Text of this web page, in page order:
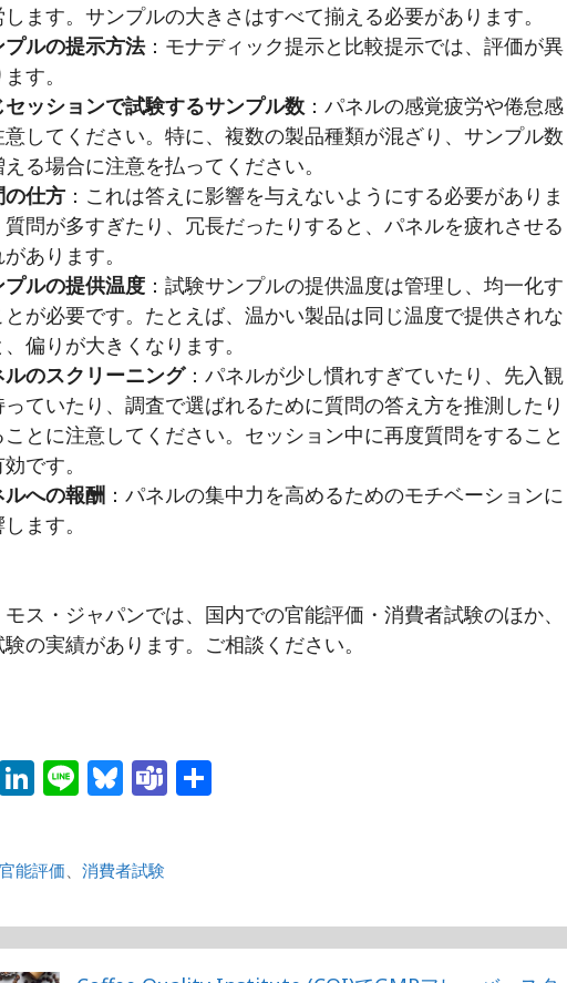
ます。サンプルの大きさはすべて揃える必要があります。
プルの提示方法：モナディック提示と比較提示では、評価が異
す。
セッションで試験するサンプル数 ：パネルの感覚疲労や倦怠感
意してください。特に、複数の製品種類が混ざり、サンプル数
る場合に注意を払ってください。
の仕方 ：これは答えに影響を与えないようにする必要がありま
質問が多すぎたり、冗長だったりすると、パネルを疲れさせる
あります。
プルの提供温度 ：試験サンプルの提供温度は管理し、均一化す
とが必要です。たとえば、温かい製品は同じ温度で提供されな
偏りが大きくなります。
ルのスクリーニング：パネルが少し慣れすぎていたり、先入観
っていたり、調査で選ばれるために質問の答え方を推測したり
ことに注意してください。セッション中に再度質問をすること
です。
ルへの報酬 ：パネルの集中力を高めるためのモチベーションに
ます。
ス・ジャパンでは、国内での官能評価・消費者試験のほか、
の実績があります。ご相談ください。
F
e
Li
e
dI
n
Li Bl
s
k
y
T
s
官能評価、消費者試験